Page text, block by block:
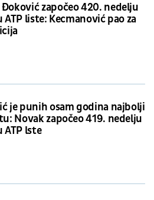
započeo 420. nedelju
ATP liste: Kecmanović pao za
je punih osam godina najbolji
Novak započeo 419. nedelju
ATP lste